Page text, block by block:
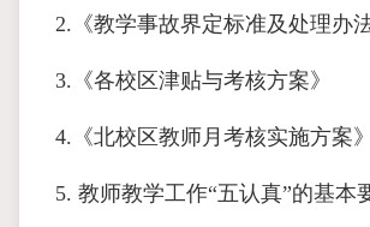
2.《教学事故界定标准及处理办法
3.《各校区津贴与考核方案》
4.《北校区教师月考核实施方案》
5. 教师教学工作“五认真”的基本